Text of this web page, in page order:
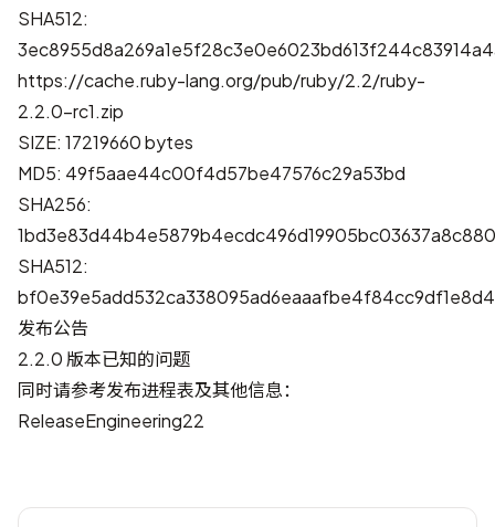
SHA512:
https://cache.ruby-lang.org/pub/ruby/2.2/ruby-
2.2.0-rc1.zip
SIZE: 17219660 bytes
MD5: 49f5aae44c00f4d57be47576c29a53bd
SHA256:
SHA512:
发布公告
2.2.0 版本已知的问题
同时请参考发布进程表及其他信息：
ReleaseEngineering22